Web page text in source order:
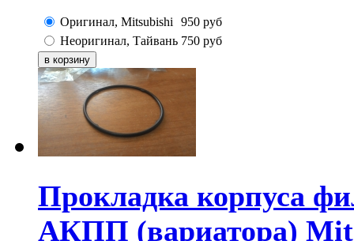
Оригинал, Mitsubishi 950 руб
Неоригинал, Тайвань 750 руб
Прокладка корпуса
АКПП (вариатора)